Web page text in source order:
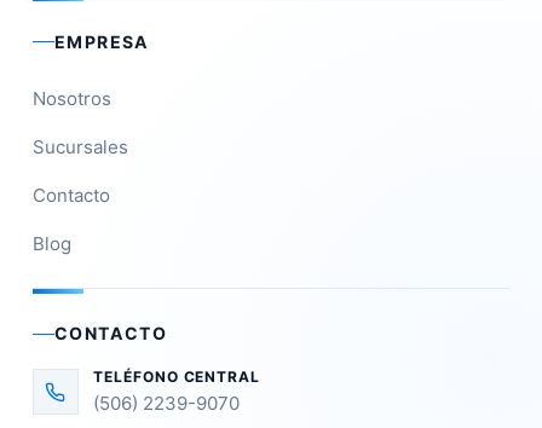
EMPRESA
Nosotros
Sucursales
Contacto
Blog
CONTACTO
TELÉFONO CENTRAL
(506) 2239-9070